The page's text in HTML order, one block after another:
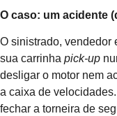
O caso: um acidente
O sinistrado, vendedor
sua carrinha pick-up
desligar o motor nem
a caixa de
fechar a torneira de